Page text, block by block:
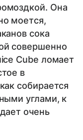
Она
моется,
сока
совершенно
Cube ломает
в
собирается
углами, к
очень